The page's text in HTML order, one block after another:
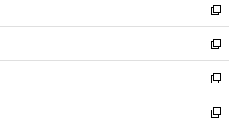
で
開
く
ド
ウ
で
開
く
ィ
ン
ド
ウ
で
開
く
い
ウ
ィ
ン
ド
ウ
で
新
し
い
ウ
ィ
ン
ド
新
し
い
ウ
ィ
新
し
い
新